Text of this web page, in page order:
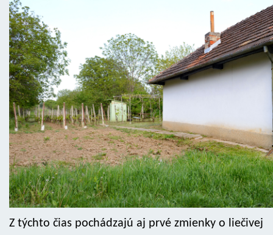
Z týchto čias pochádzajú aj prvé zmienky o liečivej